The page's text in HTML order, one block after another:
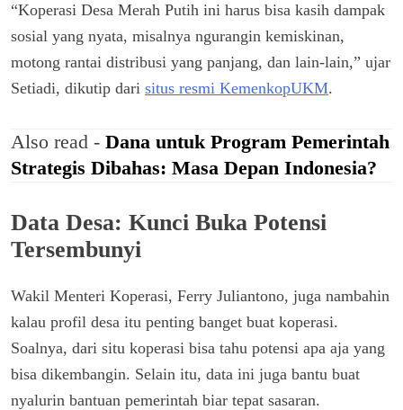
“Koperasi Desa Merah Putih ini harus bisa kasih dampak
sosial yang nyata, misalnya ngurangin kemiskinan,
motong rantai distribusi yang panjang, dan lain-lain,” ujar
Setiadi, dikutip dari situs resmi KemenkopUKM.
Also read - Dana untuk Program Pemerintah
Strategis Dibahas: Masa Depan Indonesia?
Data Desa: Kunci Buka Potensi
Tersembunyi
Wakil Menteri Koperasi, Ferry Juliantono, juga nambahin
kalau profil desa itu penting banget buat koperasi.
Soalnya, dari situ koperasi bisa tahu potensi apa aja yang
bisa dikembangin. Selain itu, data ini juga bantu buat
nyalurin bantuan pemerintah biar tepat sasaran.